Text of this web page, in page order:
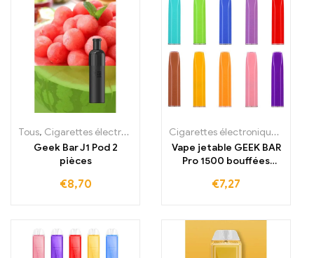
Tous, Cigarettes électroniques jetables Irlande ,Cigarettes
Geek Bar J1 Pod 2
pièces
€8,70
Cigarettes électroniques jetables
Vape jetable GEEK BAR
Pro 1500 bouffées
€7,27